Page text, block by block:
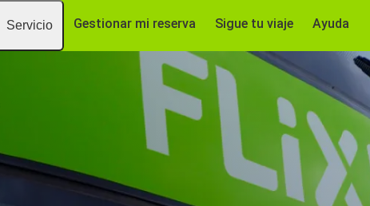
Servicio Gestionar mi reserva Sigue tu viaje Ayuda